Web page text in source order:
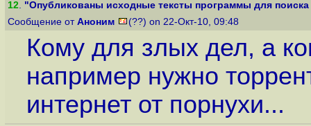
12. "Опубликованы исходные тексты программы для
Сообщение от Аноним (??) on 22-Окт-10, 09:48
Кому для злых дел, а
например нужно
интернет от порнухи...